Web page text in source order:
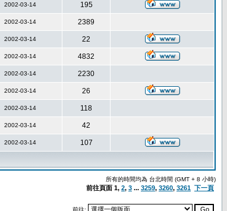
2002-03-14 195
2002-03-14 2389
2002-03-14 22
2002-03-14 4832
2002-03-14 2230
2002-03-14 26
2002-03-14 118
2002-03-14 42
2002-03-14 107
所有的時間均為 台北時間 (GMT + 8 小時)
前往頁面 1, 2, 3 ... 3259, 3260, 3261 下一頁
前往: